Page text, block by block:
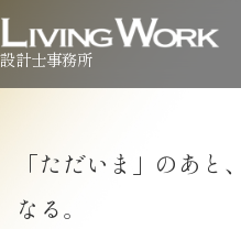
設計士事務所
「ただいま」のあと
なる。